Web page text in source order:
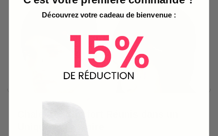
Unique Accessoire
Découvrez votre cadeau de bienvenue :